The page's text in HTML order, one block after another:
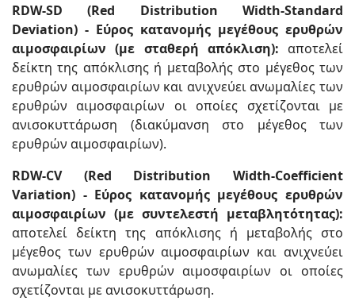
RDW-SD (Red Distribution Width-Standard
Deviation) - Εύρος κατανομής μεγέθους ερυθρών
αιμοσφαιρίων (με σταθερή απόκλιση): αποτελεί
δείκτη της απόκλισης ή μεταβολής στο μέγεθος των
ερυθρών αιμοσφαιρίων και ανιχνεύει ανωμαλίες των
ερυθρών αιμοσφαιρίων οι οποίες σχετίζονται με
ανισοκυττάρωση (διακύμανση στο μέγεθος των
ερυθρών αιμοσφαιρίων).
RDW-CV (Red Distribution Width-Coefficient
Variation) - Εύρος κατανομής μεγέθους ερυθρών
αιμοσφαιρίων (με συντελεστή μεταβλητότητας):
αποτελεί δείκτη της απόκλισης ή μεταβολής στο
μέγεθος των ερυθρών αιμοσφαιρίων και ανιχνεύει
ανωμαλίες των ερυθρών αιμοσφαιρίων οι οποίες
σχετίζονται με ανισοκυττάρωση.